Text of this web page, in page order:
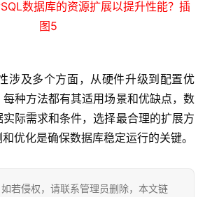
涉及多个方面，从硬件升级到配置优
种方法都有其适用场景和优缺点，数
际需求和条件，选择最合理的扩展方
优化是确保数据库稳定运行的关键。
若侵权，请联系管理员删除，本文链